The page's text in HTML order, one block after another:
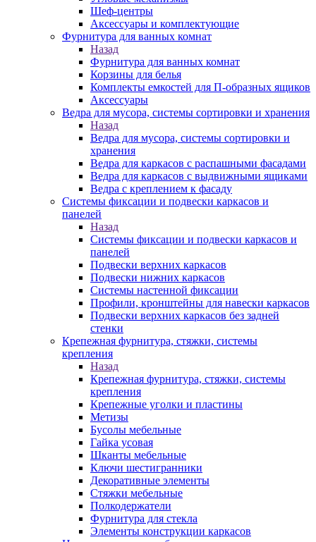
Шеф-центры
Аксессуары и комплектующие
Фурнитура для ванных комнат
Назад
Фурнитура для ванных комнат
Корзины для белья
Комплекты емкостей для П-образных ящиков
Аксессуары
Ведра для мусора, системы сортировки и хранения
Назад
Ведра для мусора, системы сортировки и
хранения
Ведра для каркасов с распашными фасадами
Ведра для каркасов с выдвижными ящиками
Ведра с креплением к фасаду
Системы фиксации и подвески каркасов и
панелей
Назад
Системы фиксации и подвески каркасов и
панелей
Подвески верхних каркасов
Подвески нижних каркасов
Системы настенной фиксации
Профили, кронштейны для навески каркасов
Подвески верхних каркасов без задней
стенки
Крепежная фурнитура, стяжки, системы
крепления
Назад
Крепежная фурнитура, стяжки, системы
крепления
Крепежные уголки и пластины
Метизы
Бусолы мебельные
Гайка усовая
Шканты мебельные
Ключи шестигранники
Декоративные элементы
Стяжки мебельные
Полкодержатели
Фурнитура для стекла
Элементы конструкции каркасов